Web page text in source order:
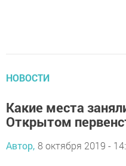
НОВОСТИ
Какие места
Открытом
Автор, 8 октября 2019 -